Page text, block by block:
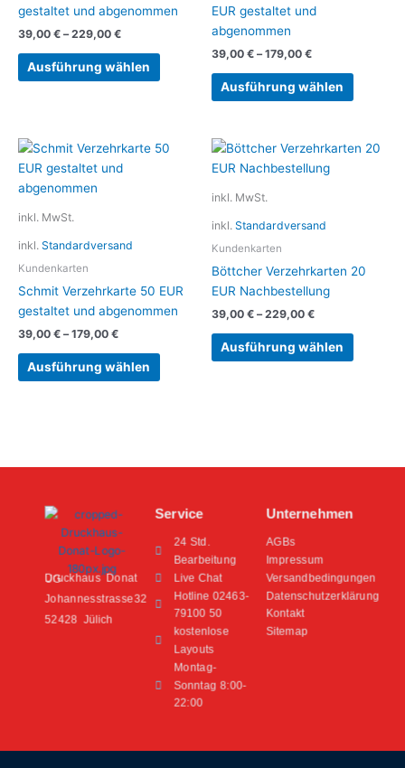
gestaltet und abgenommen
39,00 € –229,00 €
Ausführung wählen
Die
der
Produktseite
werden
EUR gestaltet und
abgenommen
39,00 € –179,00 €
Ausführung wählen
werden
inkl. MwSt.
inkl. Standardversand
Kundenkarten
Schmit Verzehrkarte 50 EUR
gestaltet und abgenommen
39,00 € –179,00 €
Ausführung wählen
Dieses
Varianten
Optionen
können
Produktseite
gewählt
inkl. MwSt.
inkl. Standardversand
Kundenkarten
Böttcher Verzehrkarten 20
EUR Nachbestellung
39,00 € –229,00 €
Ausführung wählen
Dieses
Die
Service
24 Std.
Bearbeitung
Live Chat
Hotline 02463-
79100 50
kostenlose
Layouts
Montag-
Sonntag 8:00-
22:00
Unternehmen
AGBs
Impressum
Versandbedingungen
Datenschutzerklärung
Kontakt
Sitemap
Druckhaus Donat UG
Johannesstrasse32
52428 Jülich